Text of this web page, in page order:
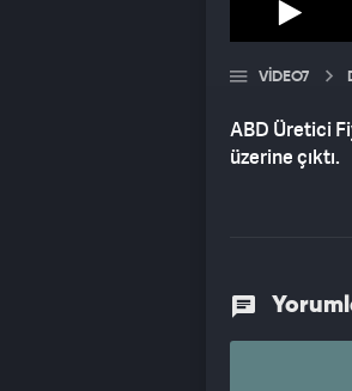
VIDEO7
ABD Üretici
üzerine çıktı.